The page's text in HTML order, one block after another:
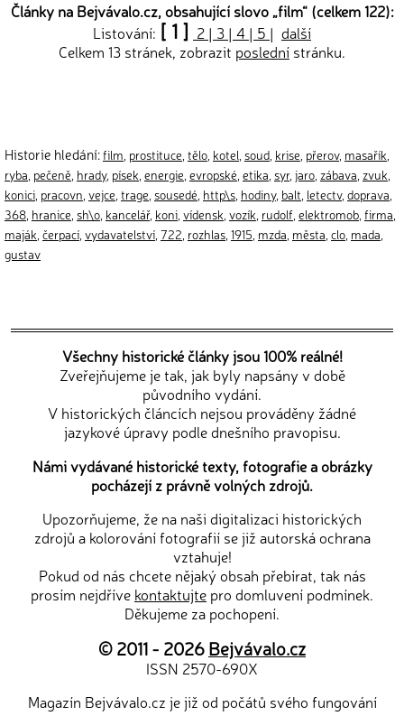
Články na Bejvávalo.cz, obsahující slovo „film“ (celkem 122):
Listování: [ 1 ] 2 | 3 | 4 | 5 | další
Celkem 13 stránek, zobrazit poslední stránku.
Historie hledání:film prostituce tělo kotel soud krise přerov, masařík
ryba pečeně hrady, písek energie evropské etika syr, jaro zábava zvuk
konici pracovn vejce trage sousedé http\s hodiny, balt letectv, doprava
368 hranice sh\o kancelář, koni vídensk vozík rudolf elektromob firma
maják čerpací vydavatelství 722 rozhlas 1915 mzda města clo mada
gustav
Všechny historické články jsou 100% reálné!
Zveřejňujeme je tak, jak byly napsány v době
původního vydání.
V historických článcích nejsou prováděny žádné
jazykové úpravy podle dnešního pravopisu.
Námi vydávané historické texty, fotografie a obrázky
pocházejí z právně volných zdrojů.
Upozorňujeme, že na naši digitalizaci historických
zdrojů a kolorování fotografií se již autorská ochrana
vztahuje!
Pokud od nás chcete nějaký obsah přebírat, tak nás
prosím nejdříve kontaktujte pro domluvení podmínek.
Děkujeme za pochopení.
© 2011 - 2026Bejvávalo.cz
ISSN 2570-690X
Magazín Bejvávalo.cz je již od počátů svého fungování